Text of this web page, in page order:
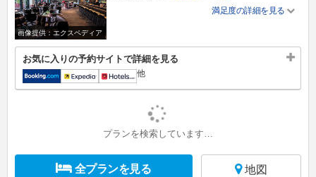
画像提供：エクスペディア
満足度の詳細を見る
お気に入りの予約サイトで詳細を見る
他
プランを検索しています…
全プランを見る 地図